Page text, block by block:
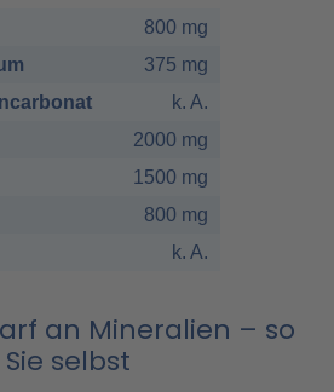
800 mg
375 mg
k. A.
2000 mg
1500 mg
800 mg
k. A.
an Mineralien – so
selbst